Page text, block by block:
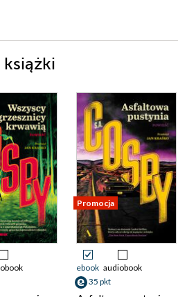
książki
Promocja
ebook audiobook
35 pkt